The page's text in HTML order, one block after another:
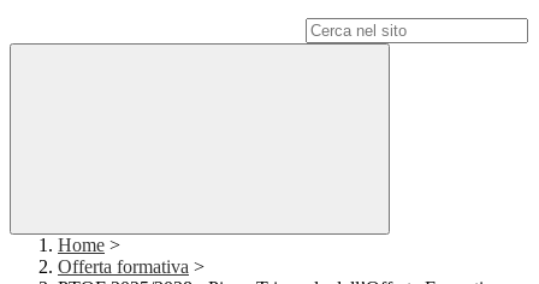
Home >
Offerta formativa >